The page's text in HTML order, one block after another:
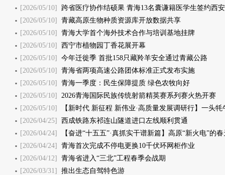
[2026/05/10] 跨省医疗协作结硕果 青海13名囊谦籍医学生签约西
[2026/05/10] 青藏高原生物种质资源库开放数据共享
[2026/05/10] 青海大学首个海外技术合作与培训基地挂牌
[2026/05/10] 西宁市植物园丁香花展开幕
[2026/05/10] 今年迁徙季 首批158只藏羚羊安全通过青藏公路
[2026/05/10] 青海省两项高速公路团体标准正式发布实施
[2026/05/10] 青海一季度：民生保障提质 绿色农牧向好
[2026/05/10] 2026青海国际民族传统射箭精英赛系列赛火热开赛
[2026/05/10]
【新时代 新征程 新伟业·高质量发展调研行】一头牦
[2026/04/25] 西成铁路东祁连山隧道进口左线顺利贯通
[2026/04/24]
【奋进“十五五”·真抓实干谱新篇】高原“新火电”的春天——青
[2026/04/24] 青海首次完成不停电更换10千伏环网柜作业
[2026/04/12] 青海省进入“三北”工程春季会战期
[2026/03/31] 推出生态自驾特色游